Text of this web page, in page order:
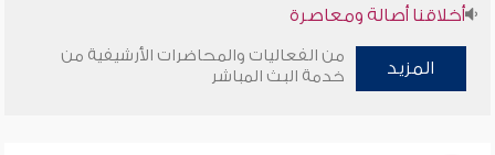
أخلاقنا أصالة ومعاصرة
وأمنهم من خوف 9
المزيد
من الفعاليات والمحاضرات الأرشيفية من
خدمة البث المباشر